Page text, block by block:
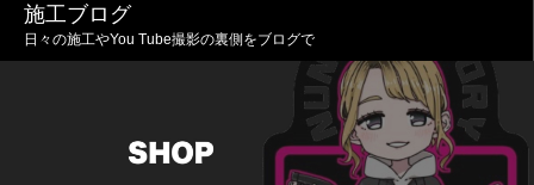
施工ブログ
日々の施工やYou Tube撮影の裏側をブログで